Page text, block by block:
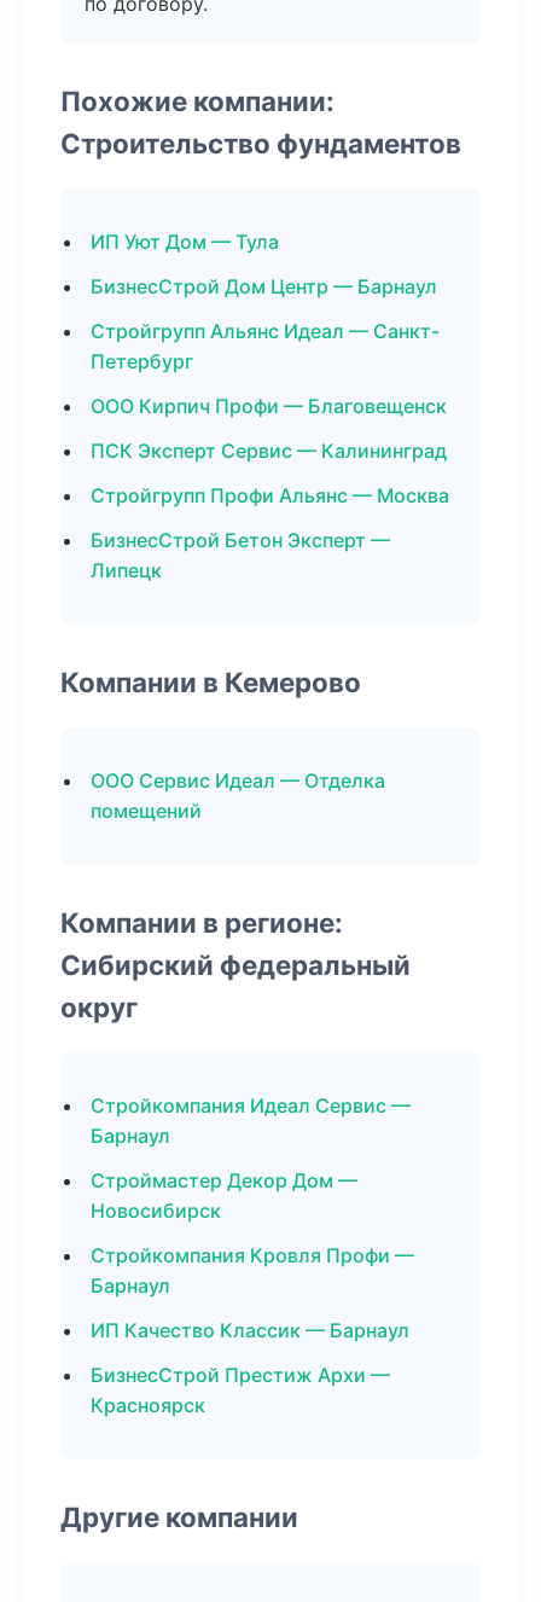
Похожие компании:
Строительство фундаментов
ИП Уют Дом — Тула
БизнесСтрой Дом Центр — Барнаул
Стройгрупп Альянс Идеал — Санкт-
Петербург
ООО Кирпич Профи — Благовещенск
ПСК Эксперт Сервис — Калининград
Стройгрупп Профи Альянс — Москва
БизнесСтрой Бетон Эксперт —
Липецк
Компании в Кемерово
ООО Сервис Идеал — Отделка
помещений
Компании в регионе:
Сибирский федеральный
округ
Стройкомпания Идеал Сервис —
Барнаул
Строймастер Декор Дом —
Новосибирск
Стройкомпания Кровля Профи —
Барнаул
ИП Качество Классик — Барнаул
БизнесСтрой Престиж Архи —
Красноярск
Другие компании